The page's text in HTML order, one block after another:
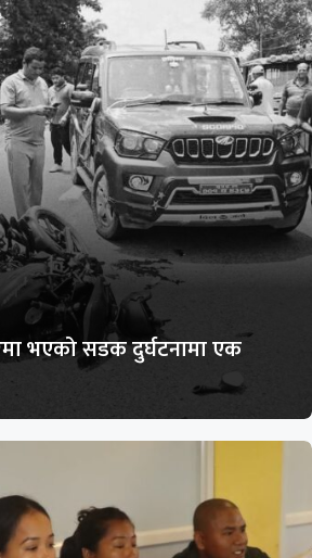
भएको सडक दुर्घटनामा एक